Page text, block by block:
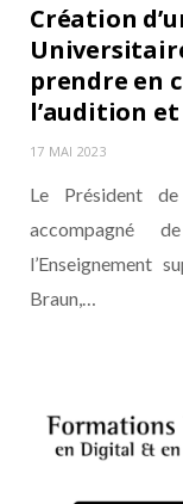
Création
prendre en
l’audition
17 MAI 2023
Le Président de
accompagné
l’Enseignement
Braun,…